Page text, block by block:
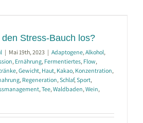
Stress-Bauch los?
| Mai 19th, 2023 | Adaptogene, Alkohol,
, Ernährung, Fermentiertes, Flow,
, Gewicht, Haut, Kakao, Konzentration,
, Regeneration, Schlaf, Sport,
, Tee, Waldbaden, Wein,